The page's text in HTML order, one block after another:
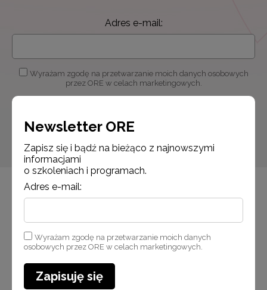
Adres e-mail:
Wyrażam zgodę na przetwarzanie moich danych osobowych
przez ORE w celach marketingowych.
Newsletter ORE
Zapisz się i bądź na bieżąco z najnowszymi
informacjami
o szkoleniach i programach.
Adres e-mail:
Wyrażam zgodę na przetwarzanie moich danych
osobowych przez ORE w celach marketingowych.
Zapisuję się